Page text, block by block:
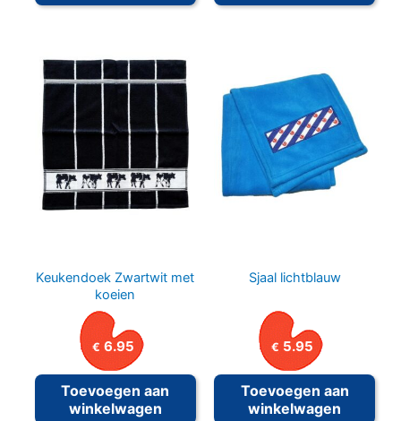
Keukendoek Zwartwit met
koeien
€ 6.95
Toevoegen aan
winkelwagen
Sjaal lichtblauw
€ 5.95
Toevoegen aan
winkelwagen